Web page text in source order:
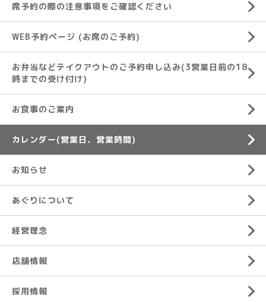
席予約の際の注意事項をご確認ください
WEB予約ページ (お席のご予約)
お弁当などテイクアウトのご予約申し込み(3営業日前の18
時までの受け付け)
お食事のご案内
カレンダー(営業日、営業時間)
お知らせ
あぐりについて
経営理念
店舗情報
採用情報